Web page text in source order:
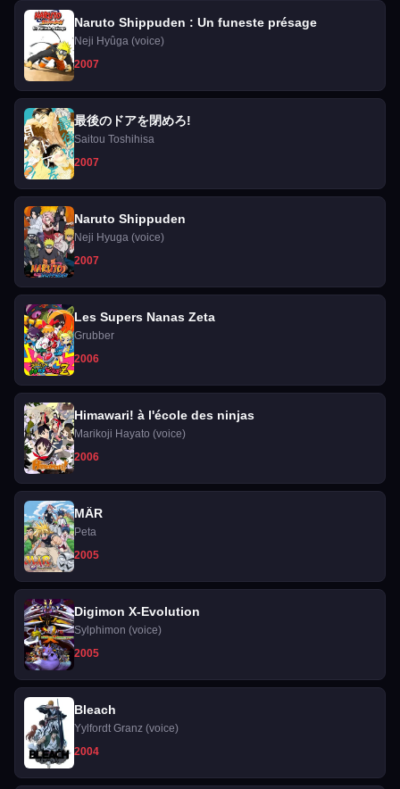
Naruto Shippuden : Un funeste présage
Neji Hyûga (voice)
2007
最後のドアを閉めろ!
Saitou Toshihisa
2007
Naruto Shippuden
Neji Hyuga (voice)
2007
Les Supers Nanas Zeta
Grubber
2006
Himawari! à l'école des ninjas
Marikoji Hayato (voice)
2006
MÄR
Peta
2005
Digimon X-Evolution
Sylphimon (voice)
2005
Bleach
Yylfordt Granz (voice)
2004